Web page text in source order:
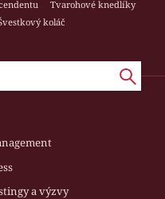
Tvarohové knedlíky
koláč
a výzvy